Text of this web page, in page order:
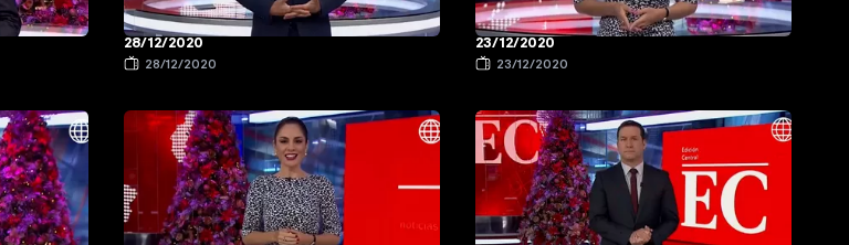
28/12/2020
28/12/2020
23/12/2020
23/12/2020